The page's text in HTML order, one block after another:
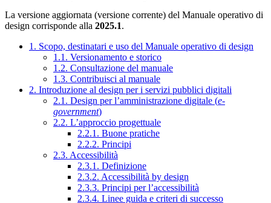
La versione aggiornata (versione corrente) del Manuale operativo di
design corrisponde alla 2025.1.
1. Scopo, destinatari e uso del Manuale operativo di design
1.1. Versionamento e storico
1.2. Consultazione del manuale
1.3. Contribuisci al manuale
2. Introduzione al design per i servizi pubblici digitali
2.1. Design per l’amministrazione digitale (e-
government)
2.2. L’approccio progettuale
2.2.1. Buone pratiche
2.2.2. Principi
2.3. Accessibilità
2.3.1. Definizione
2.3.2. Accessibilità by design
2.3.3. Principi per l’accessibilità
2.3.4. Linee guida e criteri di successo